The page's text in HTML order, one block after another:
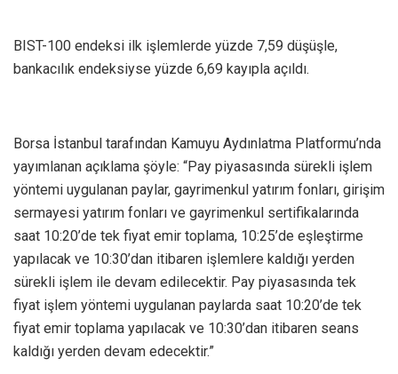
BIST-100 endeksi ilk işlemlerde yüzde 7,59 düşüşle,
bankacılık endeksiyse yüzde 6,69 kayıpla açıldı.
Borsa İstanbul tarafından Kamuyu Aydınlatma Platformu’nda
yayımlanan açıklama şöyle: “Pay piyasasında sürekli işlem
yöntemi uygulanan paylar, gayrimenkul yatırım fonları, girişim
sermayesi yatırım fonları ve gayrimenkul sertifikalarında
saat 10:20’de tek fiyat emir toplama, 10:25’de eşleştirme
yapılacak ve 10:30’dan itibaren işlemlere kaldığı yerden
sürekli işlem ile devam edilecektir. Pay piyasasında tek
fiyat işlem yöntemi uygulanan paylarda saat 10:20’de tek
fiyat emir toplama yapılacak ve 10:30’dan itibaren seans
kaldığı yerden devam edecektir.”